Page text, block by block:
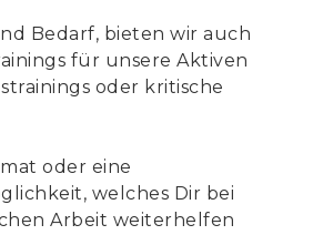
Bedarf, bieten wir auch
für unsere Aktiven
oder kritische
oder eine
welches Dir bei
Arbeit weiterhelfen